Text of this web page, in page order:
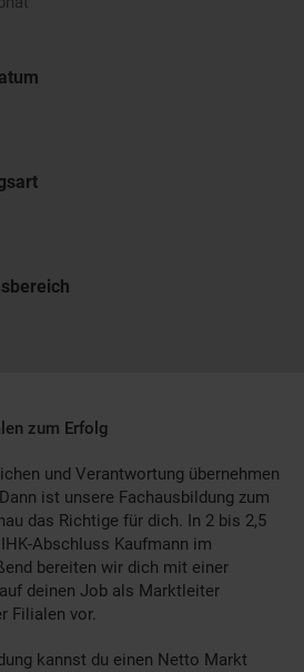
zum Erfolg
und Verantwortung übernehmen
ist unsere Fachausbildung zum
das Richtige für dich. In 2 bis 2,5
Abschluss Kaufmann im
bereiten wir dich mit einer
deinen Job als Marktleiter
Filialen vor.
kannst du einen Netto Markt